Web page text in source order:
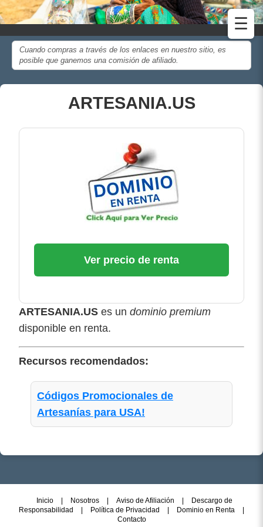
☰
Cuando compras a través de los enlaces en nuestro sitio, es
posible que ganemos una comisión de afiliado.
ARTESANIA.US
ARTESANIA.US es un dominio premium
disponible en renta.
Recursos recomendados:
Códigos Promocionales de
Artesanías para USA!
Ver precio de renta
Inicio Nosotros Aviso de Afiliación
Descargo de
Responsabilidad
Política de Privacidad Dominio en Renta
Contacto